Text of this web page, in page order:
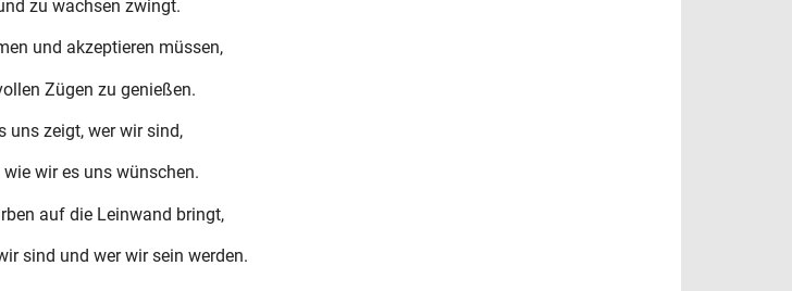
zu wachsen zwingt.
und akzeptieren müssen,
Zügen zu genießen.
uns zeigt, wer wir sind,
wir es uns wünschen.
auf die Leinwand bringt,
sind und wer wir sein werden.